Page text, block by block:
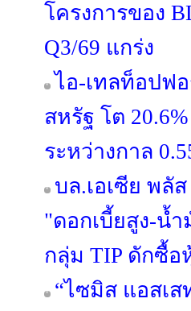
โครงการของ
Q3/69 แกร่ง
ไอ-เทลท็อปฟ
สหรัฐ โต
ระหว่างกาล
บล.เอเซีย พลั
"ดอกเบี้ยสูง-น้
กลุ่ม TIP ดักซื้อ
“ไซมิส แอสเ